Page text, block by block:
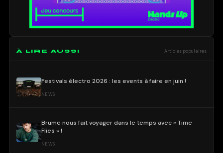
À LIRE AUSSI Articles populaires
Festivals électro 2026 : les events à faire en juin !
NEWS
Brume nous fait voyager dans le temps avec « Time
Flies » !
NEWS